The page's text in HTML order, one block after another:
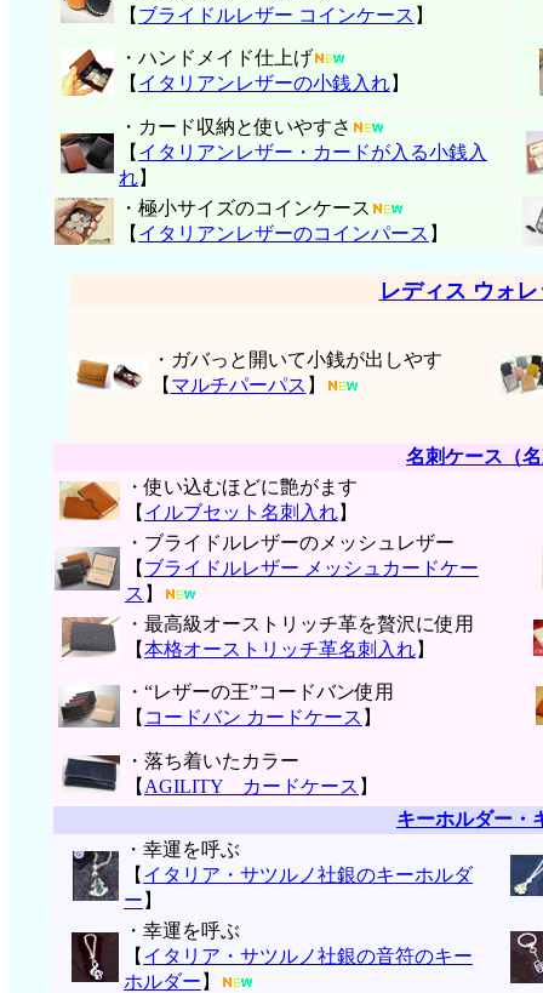
【 ブライドルレザー コインケース 】
・ハンドメイド仕上げ
【 イタリアンレザーの小銭入れ】
・カード収納と使いやすさ
【 イタリアンレザー・ カードが入る小銭入
れ】
・極小サイズのコインケース
【 イタリアンレザーのコインパース 】
レディス ウォ
・ガバっと開いて小銭が出しやす
【 マルチパーパス 】
名刺ケース（
・使い込むほどに艶がます
【 イルブセット名刺入れ】
・ブライドルレザーのメッシュレザー
【 ブライドルレザー メッシュカードケー
ス 】
・最高級オーストリッチ革を贅沢に使用
【本格オーストリッチ革名刺入れ】
・“レザーの王”コードバン使用
【 コードバン カードケース 】
・落ち着いたカラー
【 AGILITY カードケース 】
キーホルダー・
・幸運を呼ぶ
【 イタリア・サツルノ社銀のキーホルダ
ー 】
・幸運を呼ぶ
【 イタリア・サツルノ社銀の音符のキー
ホルダー 】